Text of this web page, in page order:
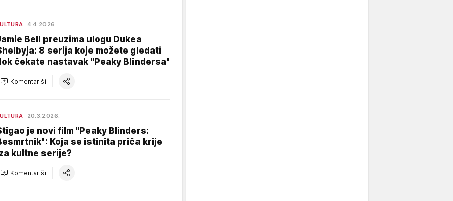
4.4.2026.
Bell preuzima ulogu Dukea
8 serija koje možete gledati
čekate nastavak "Peaky Blindersa"
Komentariši
20.3.2026.
je novi film "Peaky Blinders:
Koja se istinita priča krije
kultne serije?
Komentariši